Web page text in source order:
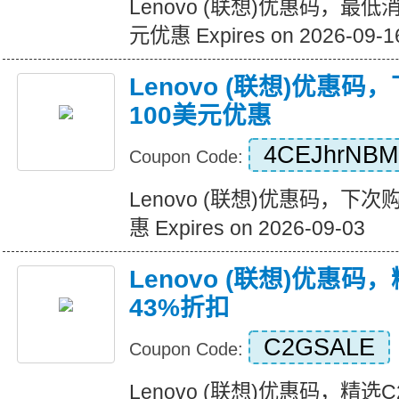
Lenovo (联想)优惠码，最低
元优惠 Expires on 2026-09-
Lenovo (联想)优惠码，
100美元优惠
Coupon Code:
Lenovo (联想)优惠码，下次
惠 Expires on 2026-09-03
Lenovo (联想)优惠码，
43%折扣
Coupon Code: C2GSALE
Lenovo (联想)优惠码，精选